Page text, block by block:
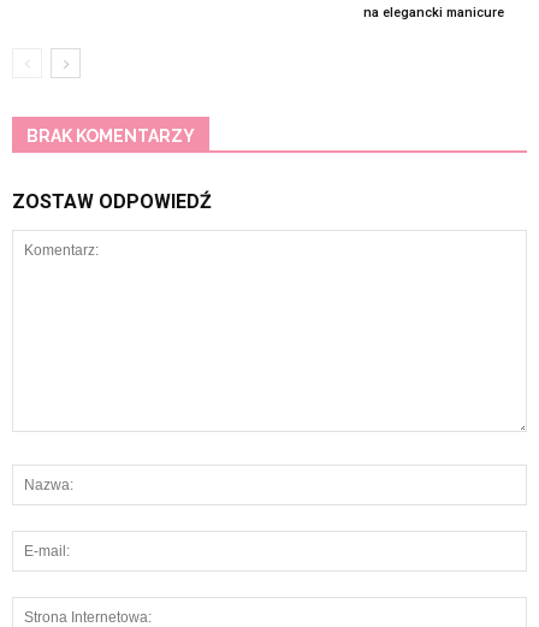
na elegancki manicure
BRAK KOMENTARZY
ZOSTAW ODPOWIEDŹ